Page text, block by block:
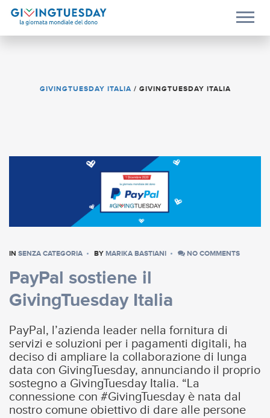
GIVINGTUESDAY ITALIA / GIVINGTUESDAY ITALIA
IN SENZA CATEGORIA BY MARIKA BASTIANI NO COMMENTS
PayPal sostiene il
GivingTuesday Italia
PayPal, l’azienda leader nella fornitura di
servizi e soluzioni per i pagamenti digitali, ha
deciso di ampliare la collaborazione di lunga
data con GivingTuesday, annunciando il proprio
sostegno a GivingTuesday Italia. “La
connessione con #GivingTuesday è nata dal
nostro comune obiettivo di dare alle persone